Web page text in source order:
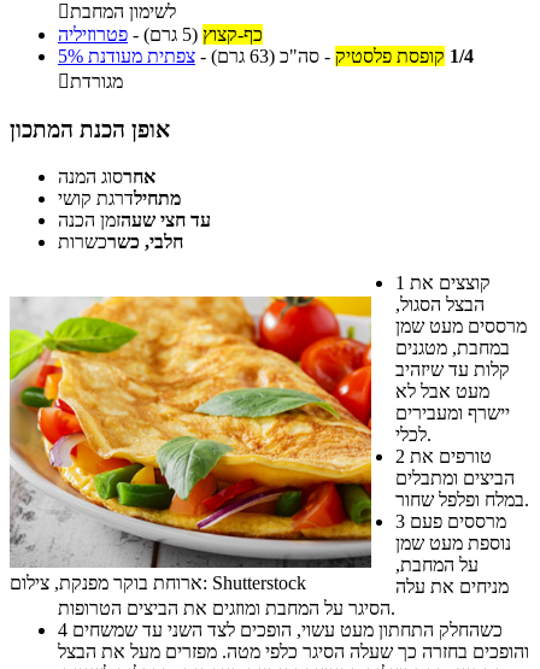
לשימון המחבת
פטרוזיליה - כף-קצוץ (5 גרם)
צפתית מעודנת 5% - 1/4 קופסת פלסטיק - סה"כ (63 גרם)
מגורדת
אופן הכנת המתכון
אחרסוג המנה
מתחילדרגת קושי
עד חצי שעהזמן הכנה
חלבי, כשרכשרות
ארוחת בוקר מפנקת, צילום: Shutterstock
1
הבצל הסגול,
מרססים מעט שמן
במחבת, מטגנים
קלות עד שיזהיב
מעט אבל לא
יישרף ומעבירים
לכלי.
2
הביצים ומתבלים
במלח ופלפל שחור.
3
נוספת מעט שמן
על המחבת,
מניחים את עלה
הסיגר על המחבת ומוזגים את הביצים הטרופות.
4
והופכים בחזרה כך שעלה הסיגר כלפי מטה. מפזרים מעל את הבצל